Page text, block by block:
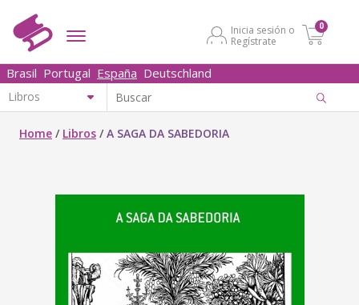
Inicia sesión o
Regístrate
0
Brasil Portugal España Deutschland
Home / Libros /A SAGA DA SABEDORIA